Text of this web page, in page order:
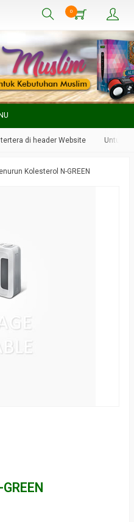
0
di header Website Untuk
Kolesterol N-GREEN